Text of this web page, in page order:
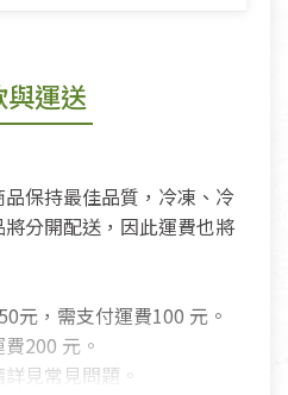
與運送
保持最佳品質，冷凍、冷
分開配送，因此運費也將
元，需支付運費100 元。
200 元。
見常見問題。